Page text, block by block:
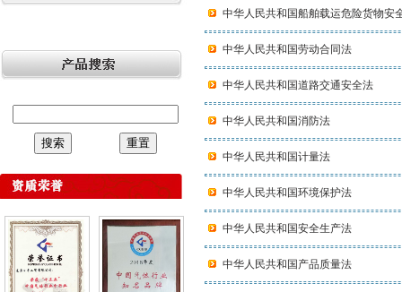
中华人民共和国船舶载运危险货物安
中华人民共和国劳动合同法
中华人民共和国道路交通安全法
中华人民共和国消防法
中华人民共和国计量法
中华人民共和国环境保护法
中华人民共和国安全生产法
中华人民共和国产品质量法